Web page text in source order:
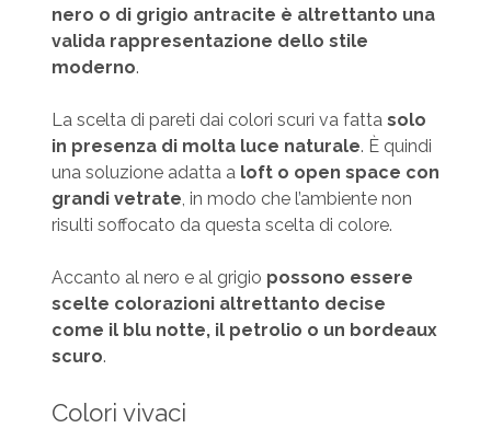
nero o di grigio antracite è altrettanto una
valida rappresentazione dello stile
moderno.
La scelta di pareti dai colori scuri va fatta solo
in presenza di molta luce naturale. È quindi
una soluzione adatta a loft o open space con
grandi vetrate, in modo che l’ambiente non
risulti soffocato da questa scelta di colore.
Accanto al nero e al grigio possono essere
scelte colorazioni altrettanto decise
come il blu notte, il petrolio o un bordeaux
scuro.
Colori vivaci